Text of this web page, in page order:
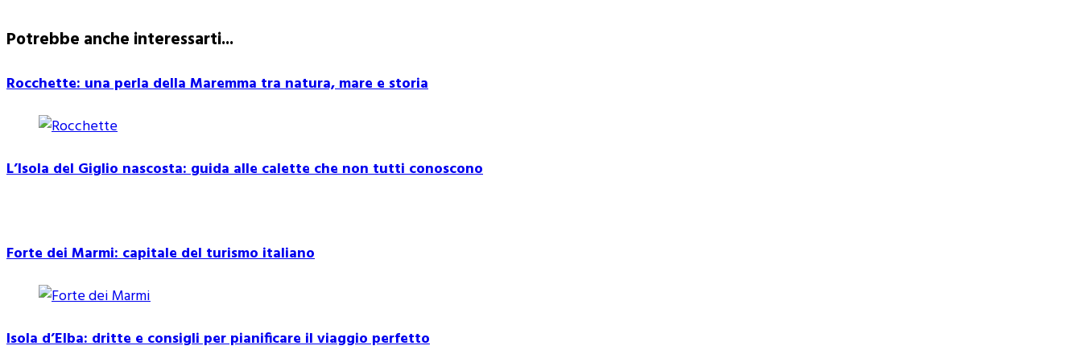
Potrebbe anche interessarti...
Rocchette: una perla della Maremma tra natura, mare e storia
L’Isola del Giglio nascosta: guida alle calette che non tutti conoscono
Forte dei Marmi: capitale del turismo italiano
Isola d’Elba: dritte e consigli per pianificare il viaggio perfetto